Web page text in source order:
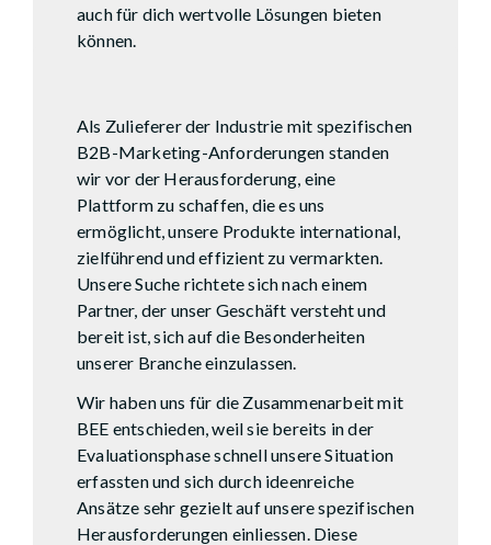
auch für dich wertvolle Lösungen bieten
können.
Dinotronic AG
Als Zulieferer der Industrie mit spezifischen
B2B-Marketing-Anforderungen standen
wir vor der Herausforderung, eine
Plattform zu schaffen, die es uns
ermöglicht, unsere Produkte international,
zielführend und effizient zu vermarkten.
Unsere Suche richtete sich nach einem
Partner, der unser Geschäft versteht und
bereit ist, sich auf die Besonderheiten
unserer Branche einzulassen.
Wir haben uns für die Zusammenarbeit mit
BEE entschieden, weil sie bereits in der
Evaluationsphase schnell unsere Situation
erfassten und sich durch ideenreiche
Ansätze sehr gezielt auf unsere spezifischen
Herausforderungen einliessen. Diese